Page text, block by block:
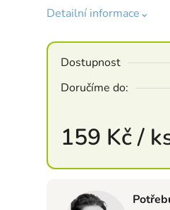
Detailní informace⌄
Dostupnost
Doručíme do:
159 Kč/